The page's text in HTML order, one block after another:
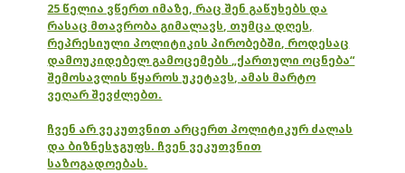
25 წელია ვწერთ იმაზე, რაც შენ გაწუხებს და
რასაც მთავრობა გიმალავს, თუმცა დღეს,
რეპრესიული პოლიტიკის პირობებში, როდესაც
დამოუკიდებელ გამოცემებს „ქართული ოცნება“
შემოსავლის წყაროს უკეტავს, ამას მარტო
ვეღარ შევძლებთ.
ჩვენ არ ვეკუთვნით არცერთ პოლიტიკურ ძალას
და ბიზნესჯგუფს. ჩვენ ვეკუთვნით
საზოგადოებას.